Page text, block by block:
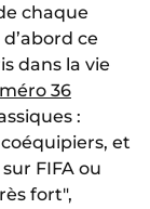
chaque
ce
dans la vie
36
:
et
FIFA ou
fort",